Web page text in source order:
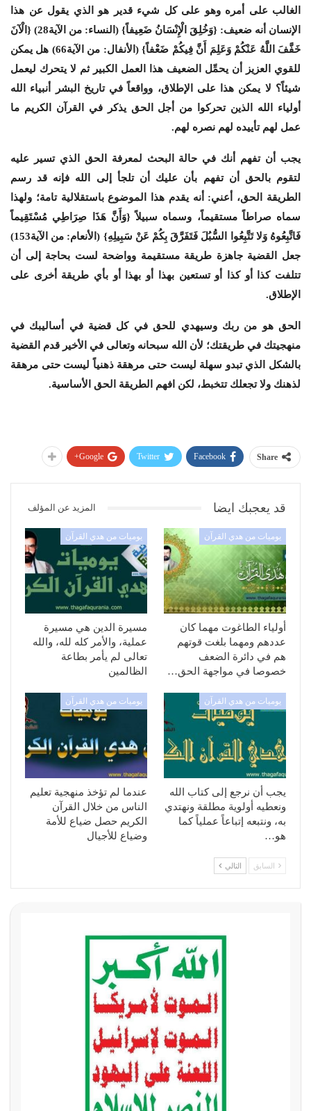
الغالب على أمره وهو على كل شيء قدير هو الذي يقول عن هذا
الإنسان أنه ضعيف: {وَخُلِقَ الْإِنْسَانُ ضَعِيفاً} (النساء: من الآية28) {الْآنَ
خَفَّفَ اللَّهُ عَنْكُمْ وَعَلِمَ أَنَّ فِيكُمْ ضَعْفاً} (الأنفال: من الآية66) هل يمكن
للقوي العزيز أن يحمِّل الضعيف هذا العمل الكبير ثم لا يتحرك ليعمل
شيئاً؟ لا يمكن هذا على الإطلاق، وواقعاً في تاريخ البشر أنبياء الله
أولياء الله الذين تحركوا من أجل الحق يذكر في القرآن الكريم ما
عمل لهم تأييده لهم نصره لهم.
يجب أن تفهم أنك في حالة البحث لمعرفة الحق الذي تسير عليه
لتقوم بالحق أن تفهم بأن عليك أن تلجأ إلى الله فإنه قد رسم
الطريقة الحق، أعني: أنه يقدم هذا الموضوع باستقلالية تامة؛ ولهذا
سماه صراطاً مستقيماً، وسماه سبيلاً {وَأَنَّ هَذَا صِرَاطِي مُسْتَقِيماً
فَاتَّبِعُوهُ وَلا تَتَّبِعُوا السُّبُلَ فَتَفَرَّقَ بِكُمْ عَنْ سَبِيلِهِ} (الأنعام: من الآية153)
جعل القضية جاهزة طريقة مستقيمة وواضحة لست بحاجة إلى أن
تتلفت كذا أو كذا أو تستعين بهذا أو بهذا أو بأي طريقة أخرى على
الإطلاق.
الحق هو من ربك وسيهدي للحق في كل قضية في أساليبك في
منهجيتك في طريقتك؛ لأن الله سبحانه وتعالى في الأخير قدم القضية
بالشكل الذي تبدو سهلة ليست حتى مرهقة ذهنياً ليست حتى مرهقة
لذهنك ولا تجعلك تتخبط، لكن افهم الطريقة الحق الأساسية.
Share
Facebook
Twitter
Google+
قد يعجبك ايضا المزيد عن المؤلف
يوميات من هدي القرآن
أولياء الطاغوت مهما كان
عددهم ومهما بلغت قوتهم
هم في دائرة الضعف
خصوصا في مواجهة الحق…
يوميات من هدي القرآن
مسيرة الدين هي مسيرة
عملية، والأمر كله لله، والله
تعالى لم يأمر بطاعة
الظالمين
يوميات من هدي القرآن
يجب أن نرجع إلى كتاب الله
ونعطيه أولوية مطلقة ونهتدي
به، ونتبعه إتباعاً عملياً كما
هو…
يوميات من هدي القرآن
عندما لم تؤخذ منهجية تعليم
الناس من خلال القرآن
الكريم حصل ضياع للأمة
وضياع للأجيال
السابق التالي